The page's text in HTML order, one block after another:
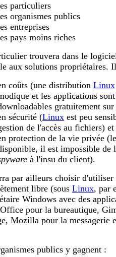
particuliers
organismes publics
entreprises
pays moins riches
trouvera dans le
aux solutions propriétaires.
coûts (une distribution Linux
et les applications
gratuitement
sécurité (Linux est peu
de l'accès au fichiers) et
protection de la vie privée
il est impossible de
à l'insu du client).
par ailleurs choisir d'utiliser
libre (sous Linux, par
Windows avec des
pour la bureautique,
Mozilla pour la messagerie
publics y gagnent :